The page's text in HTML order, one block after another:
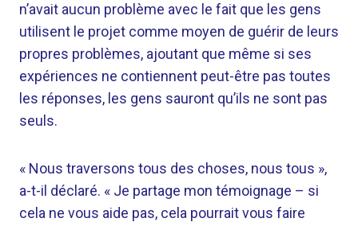
n’avait aucun problème avec le fait que les gens
utilisent le projet comme moyen de guérir de leurs
propres problèmes, ajoutant que même si ses
expériences ne contiennent peut-être pas toutes
les réponses, les gens sauront qu’ils ne sont pas
seuls.
« Nous traversons tous des choses, nous tous »,
a-t-il déclaré. « Je partage mon témoignage – si
cela ne vous aide pas, cela pourrait vous faire